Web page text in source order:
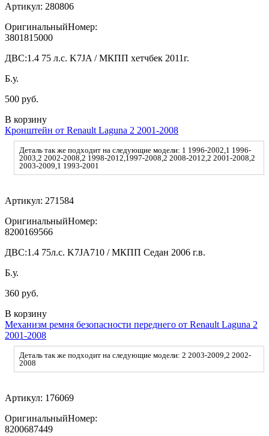
Артикул: 280806
ОригинальныйНомер:
3801815000
ДВС:1.4 75 л.с. K7JA / МКПП хетчбек 2011г.
Б.у.
500 руб.
В корзину
Кронштейн от Renault Laguna 2 2001-2008
Деталь так же подходит на следующие модели: 1 1996-2002,1 1996-
2003,2 2002-2008,2 1998-2012,1997-2008,2 2008-2012,2 2001-2008,2
2003-2009,1 1993-2001
Артикул: 271584
ОригинальныйНомер:
8200169566
ДВС:1.4 75л.с. K7JA710 / МКПП Седан 2006 г.в.
Б.у.
360 руб.
В корзину
Механизм ремня безопасности переднего от Renault Laguna 2
2001-2008
Деталь так же подходит на следующие модели: 2 2003-2009,2 2002-
2008
Артикул: 176069
ОригинальныйНомер:
8200687449